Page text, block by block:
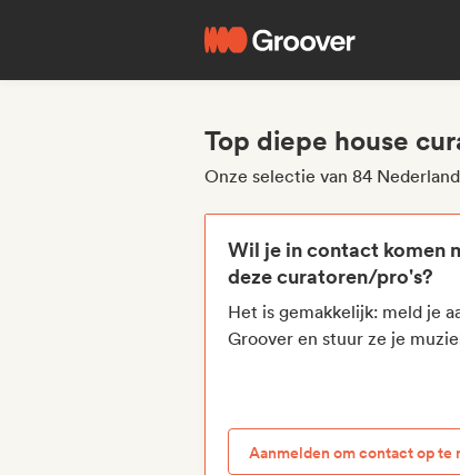
Top diepe house
Onze selectie van 84
Wil je in contact komen
deze curatoren/pro's?
Het is gemakkelijk: meld je
Groover en stuur ze je
Aanmelden om contact op te